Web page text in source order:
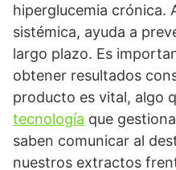
hiperglucemia crónica.
sistémica, ayuda a
largo plazo. Es
obtener resultados
producto es vital, algo
tecnología que
saben comunicar al
nuestros extractos